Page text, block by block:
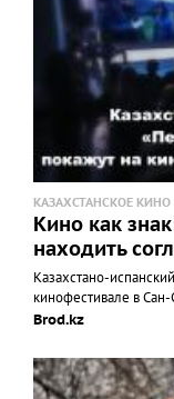
КАЗАХСТАНСКОЕ КИНО
Кино как
находить
Казахстано-
кинофестивале в Сан-
Brod.kz